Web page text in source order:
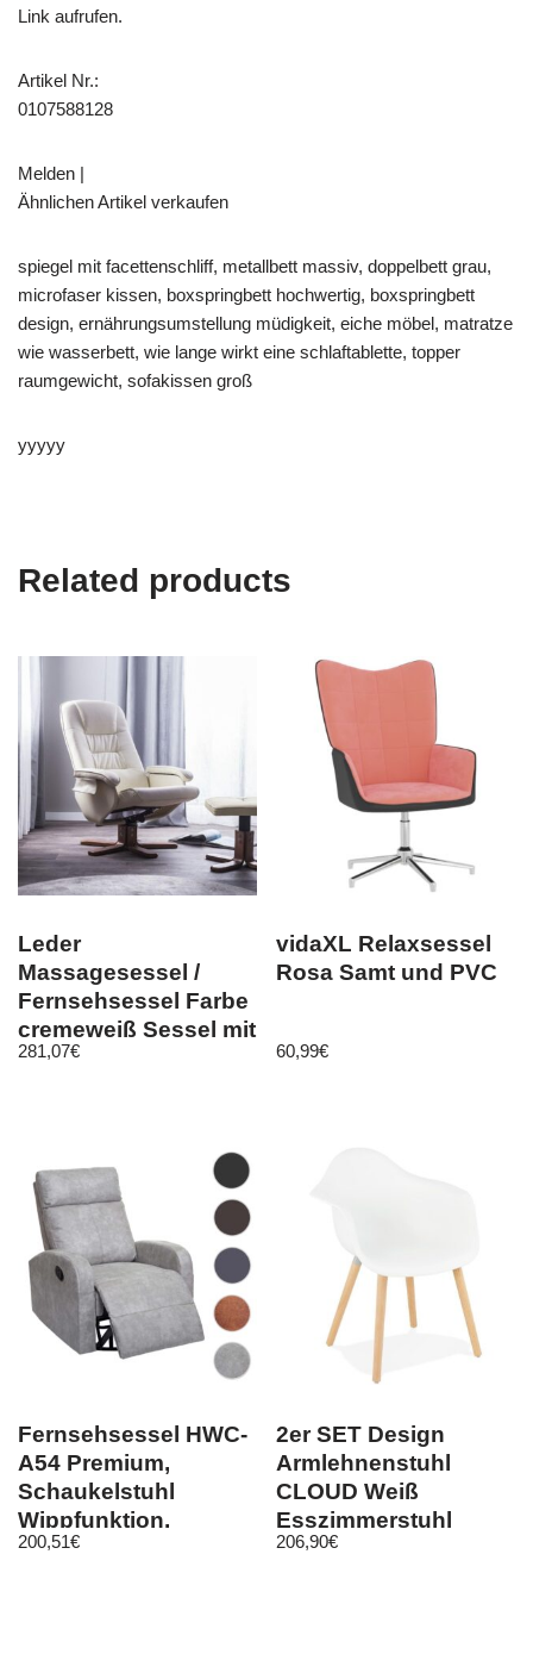
Link aufrufen.
Artikel Nr.:
0107588128
Melden |
Ähnlichen Artikel verkaufen
spiegel mit facettenschliff, metallbett massiv, doppelbett grau,
microfaser kissen, boxspringbett hochwertig, boxspringbett
design, ernährungsumstellung müdigkeit, eiche möbel, matratze
wie wasserbett, wie lange wirkt eine schlaftablette, topper
raumgewicht, sofakissen groß
yyyyy
Related products
Leder
Massagesessel /
Fernsehsessel Farbe
cremeweiß Sessel mit
Massage günstig
281,07€
vidaXL Relaxsessel
Rosa Samt und PVC
60,99€
Fernsehsessel HWC-
A54 Premium,
Schaukelstuhl
Wippfunktion,
drehbar Kunstleder
200,51€
2er SET Design
Armlehnenstuhl
CLOUD Weiß
Esszimmerstuhl
Stuhl Esszimmer
206,90€